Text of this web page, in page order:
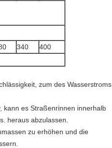
340
400
zum des Wasserstroms
kann es Straßenrinnen innerhalb
heraus abzulassen.
zu erhöhen und die